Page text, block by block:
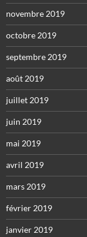
novembre 2019
octobre 2019
septembre 2019
août 2019
juillet 2019
juin 2019
mai 2019
avril 2019
mars 2019
février 2019
janvier 2019